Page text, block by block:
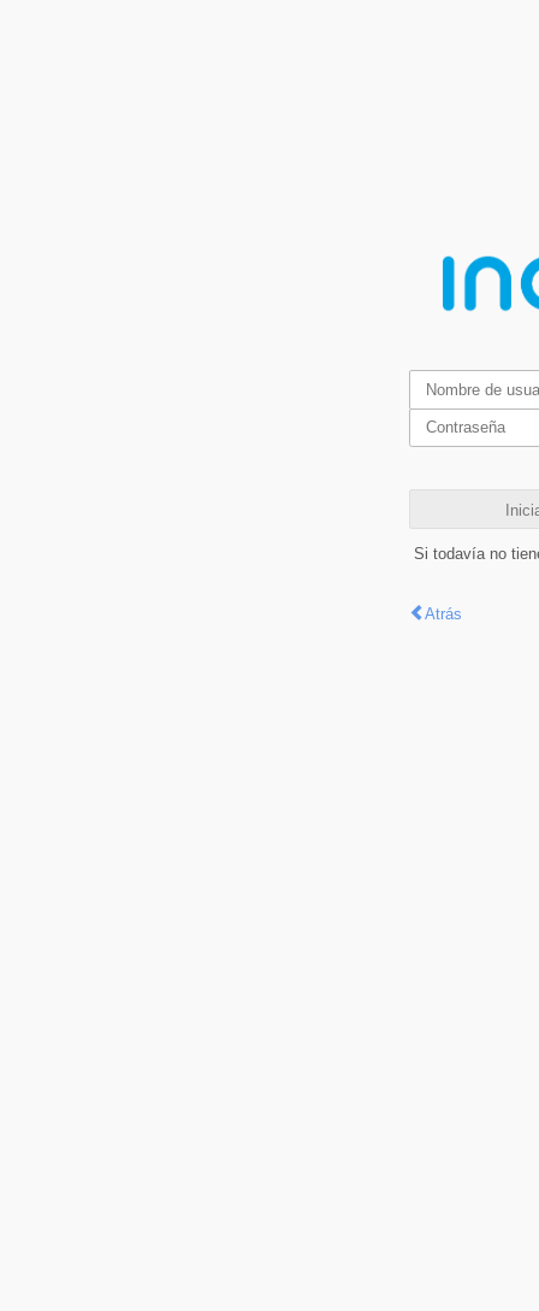
Si todavía no
Atrás